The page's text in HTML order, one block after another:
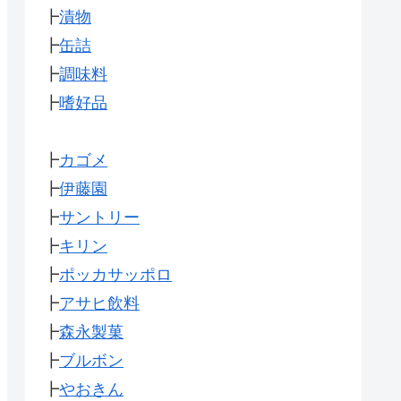
┣漬物
┣缶詰
┣調味料
┣嗜好品
┣カゴメ
┣伊藤園
┣サントリー
┣キリン
┣ポッカサッポロ
┣アサヒ飲料
┣森永製菓
┣ブルボン
┣やおきん